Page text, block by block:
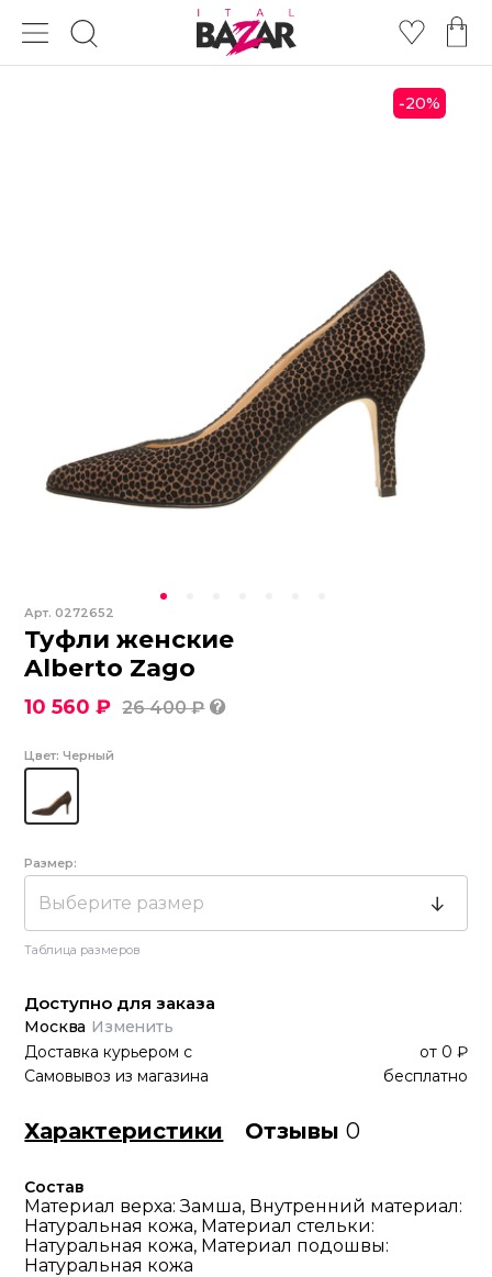
-20%
Арт.0272652
Туфли женские
Alberto Zago
10 560 ₽ 26 400 ₽
Цвет: Черный
Размер:
Выберите размер
Таблица размеров
Доступно для заказа
Москва Изменить
Доставка курьером с от 0 ₽
Самовывоз из магазина
бесплатно
Характеристики Отзывы0
Состав
Материал верха: Замша, Внутренний материал:
Натуральная кожа, Материал стельки:
Натуральная кожа, Материал подошвы:
Натуральная кожа